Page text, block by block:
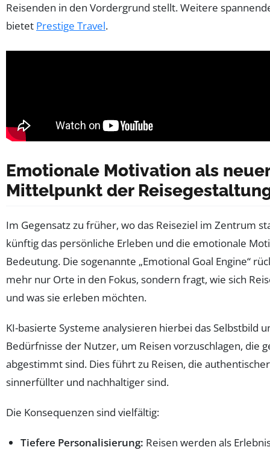
Reisenden in den Vordergrund stellt. Weitere
bietet Prestige Travel.
Emotionale Motivation als
Mittelpunkt der
Im Gegensatz zu früher, wo das Reiseziel im Zentrum
künftig das persönliche Erleben und die emotionale
Bedeutung. Die sogenannte „Emotional Goal Engine“
mehr nur Orte in den Fokus, sondern fragt, wie sich
und was sie erleben möchten.
KI-basierte Systeme analysieren hierbei das Selbstbild
Bedürfnisse der Nutzer, um Reisen vorzuschlagen, die
abgestimmt sind. Dies führt zu Reisen, die
sinnerfüllter und nachhaltiger sind.
Die Konsequenzen sind vielfältig:
Tiefere Personalisierung: Reisen werden als